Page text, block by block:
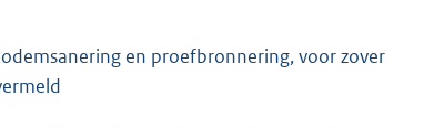
en proefbronnering, voor zover